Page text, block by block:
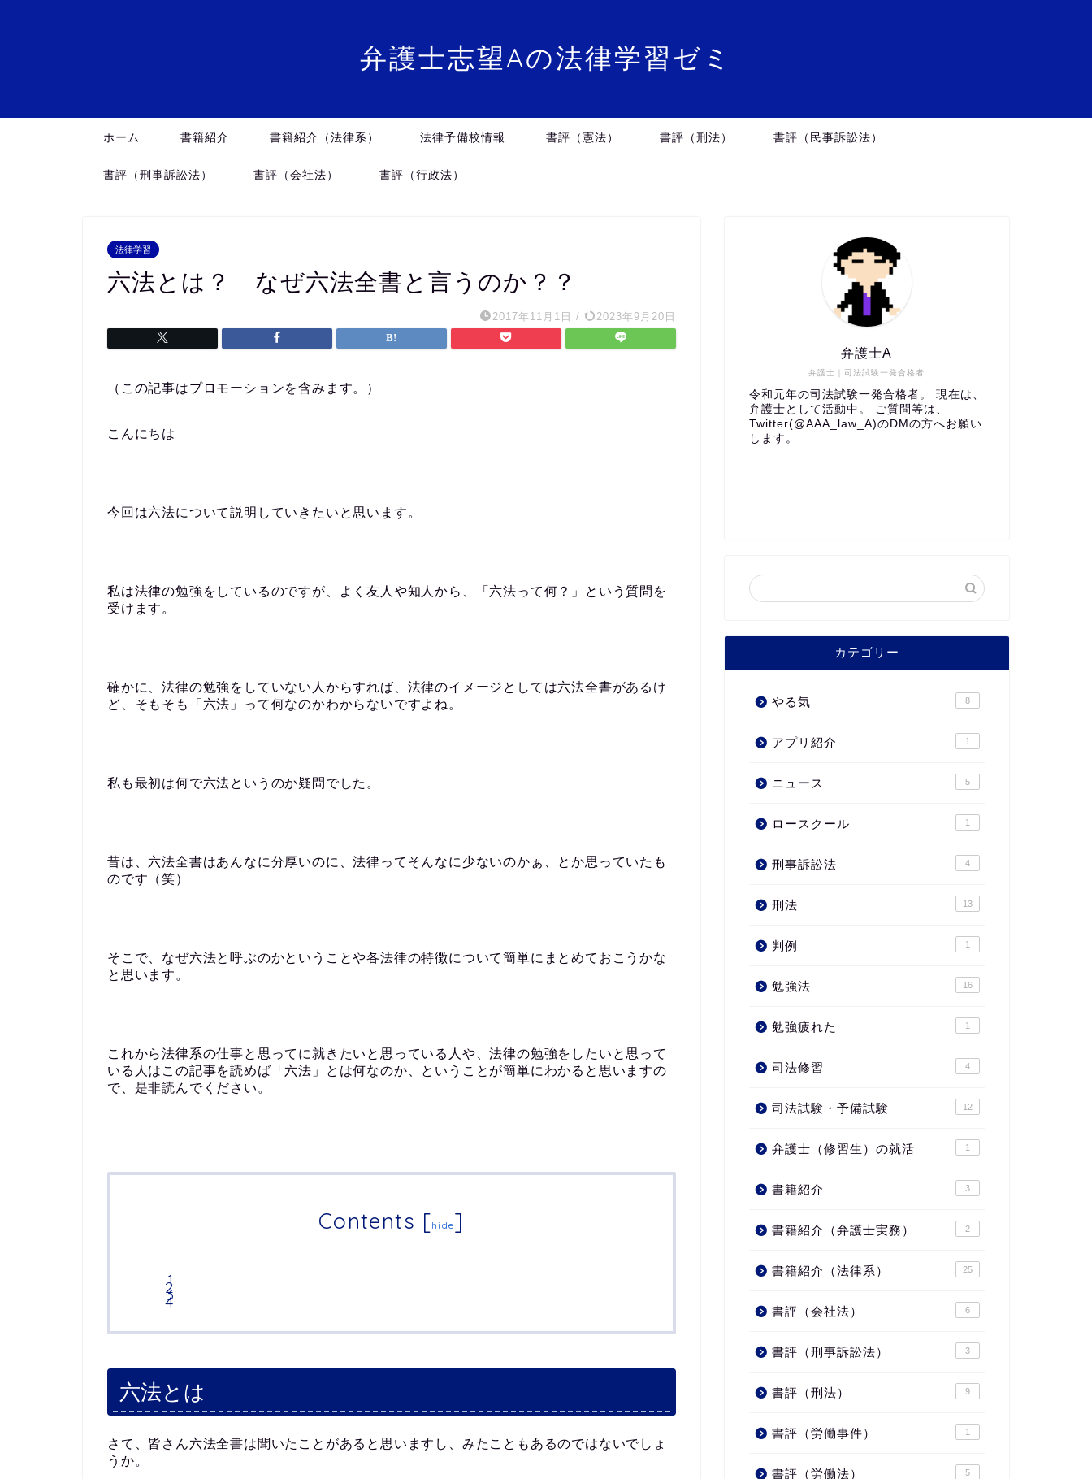
弁護士志望Aの法律学習ゼミ
ホーム 書籍紹介 書籍紹介（法律系） 法律予備校情報 書評（憲法） 書評（刑法） 書評（民事訴訟法）
書評（刑事訴訟法） 書評（会社法） 書評（行政法）
法律学習
六法とは？ なぜ六法全書と言うのか？？
2017年11月1日 / 2023年9月20日
（この記事はプロモーションを含みます。）
こんにちは
今回は六法について説明していきたいと思います。
私は法律の勉強をしているのですが、よく友人や知人から、「六法って何？」という質問を
受けます。
確かに、法律の勉強をしていない人からすれば、法律のイメージとしては六法全書があるけ
ど、そもそも「六法」って何なのかわからないですよね。
私も最初は何で六法というのか疑問でした。
昔は、六法全書はあんなに分厚いのに、法律ってそんなに少ないのかぁ、とか思っていたも
のです（笑）
そこで、なぜ六法と呼ぶのかということや各法律の特徴について簡単にまとめておこうかな
と思います。
これから法律系の仕事と思ってに就きたいと思っている人や、法律の勉強をしたいと思って
いる人はこの記事を読めば「六法」とは何なのか、ということが簡単にわかると思いますの
で、是非読んでください。
Contents [hide]
六法とは
さて、皆さん六法全書は聞いたことがあると思いますし、みたこともあるのではないでしょ
うか。
弁護士｜司法試験一発合格者
弁護士A
令和元年の司法試験一発合格者。 現在は、
弁護士として活動中。 ご質問等は、
Twitter(@AAA_law_A)のDMの方へお願い
します。
カテゴリー
やる気 8
アプリ紹介 1
ニュース 5
ロースクール 1
刑事訴訟法 4
刑法 13
判例 1
勉強法 16
勉強疲れた 1
司法修習 4
司法試験・予備試験 12
弁護士（修習生）の就活 1
書籍紹介 3
書籍紹介（弁護士実務） 2
書籍紹介（法律系） 25
書評（会社法） 6
書評（刑事訴訟法） 3
書評（刑法） 9
書評（労働事件） 1
書評（労働法） 5